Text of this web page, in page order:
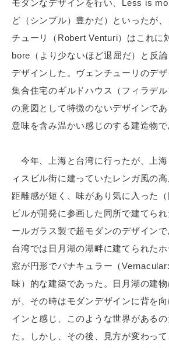
モダンなデザインを行い、Less is
ど（シンプル）豊かだ）といったが
チューリ（Robert Venturi）はこれに
bore（より少ないほど退屈だ）と反
デザインした。ヴェンチューリのデ
集合住宅のギルドハウス（フィラデ
の意図として特徴のないデザインで
意味を含み温かい感じのする建造物で
今年、上海と台湾に行ったが、上海
ィスビル街に建っていたレンガ風の
距離感が短く、味があり気に入った
ビルが開発に参画した同所で建てら
ールガラス製で超モダンのデザインで
台湾では日月湖の湖畔に建てられたホ
窓が円形でバナキュラー（
味）的な建築であった。日月湖の建
が、その時はモダンデザインに背を
インと感じ、このような世界がある
た。しかし、その後、見方が変わっ